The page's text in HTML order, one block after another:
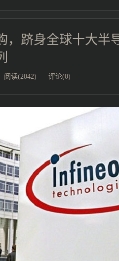
，跻身全球十大半
阅读(2042) 评论(0)